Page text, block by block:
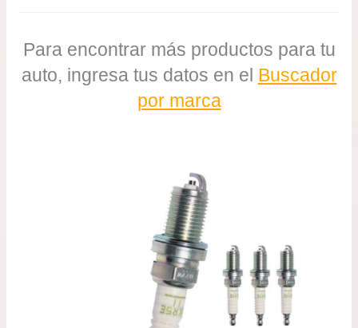
Para encontrar más productos para tu
auto, ingresa tus datos en el Buscador
por marca